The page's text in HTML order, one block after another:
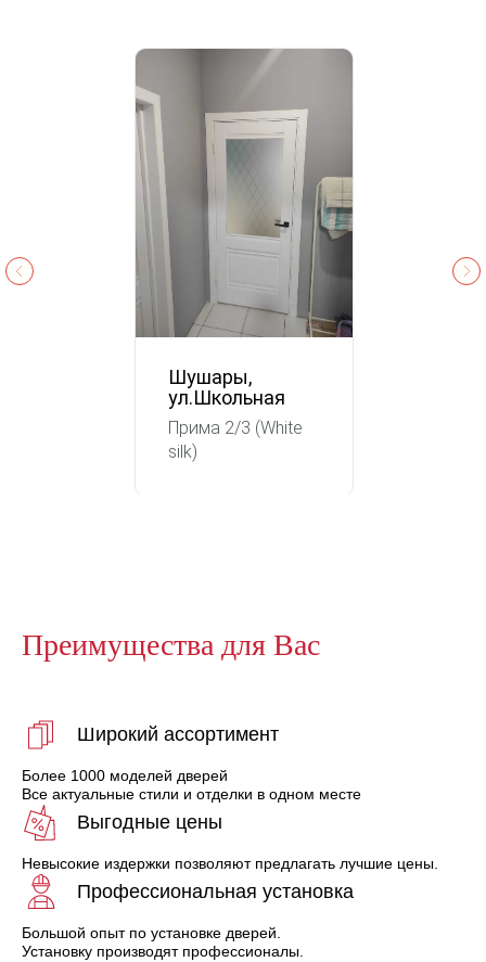
Шушары,
ул.Школьная
Прима 2/3 (White
silk)
Преимущества для Вас
Широкий ассортимент
Более 1000 моделей дверей
Все актуальные стили и отделки в одном месте
Выгодные цены
Невысокие издержки позволяют предлагать лучшие цены.
Профессиональная установка
Большой опыт по установке дверей.
Установку производят профессионалы.